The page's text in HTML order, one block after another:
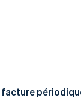
up
App
facture